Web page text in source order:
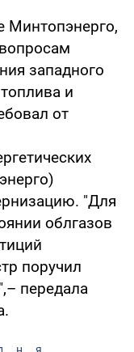
Минтопэнерго,
западного
и
от
"Для
облгазов
поручил
передала